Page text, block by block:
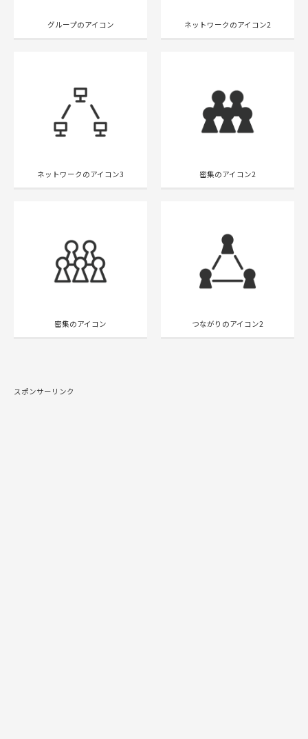
グループのアイコン ネットワークのアイコン2
ネットワークのアイコン3 密集のアイコン2
密集のアイコン つながりのアイコン2
スポンサーリンク